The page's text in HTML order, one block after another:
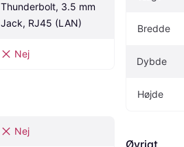
Thunderbolt, 3.5 mm
Jack, RJ45 (LAN)
Nej
Nej
Bredde
Dybde
Højde
Øvrigt